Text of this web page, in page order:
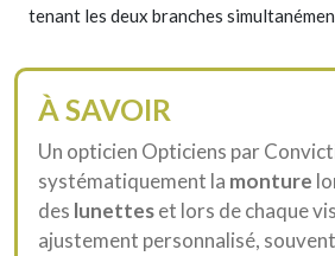
tenant les deux branches
À SAVOIR
Un opticien Opticiens par
systématiquement la monture
des lunetteset lors de chaque
ajustement personnalisé,